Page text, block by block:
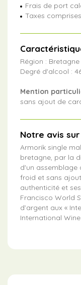
classic
Frais de port
Taxes comprises
Région : Bretagne
Degré d'alcool :
Mention
sans ajout de
Notre avis
Armorik single
bretagne, par la
d'un assemblage
froid et sans
authenticité et
Francisco World
d’argent aux «
International